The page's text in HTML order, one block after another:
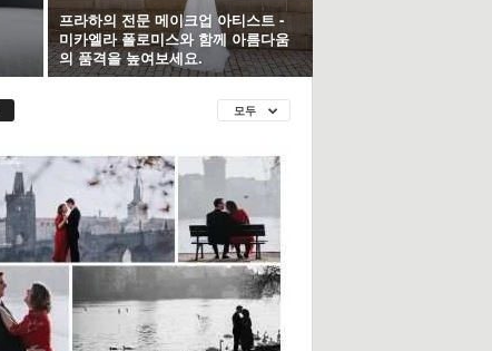
프라하의 전문 메이크업 아티스트 -
미카엘라 폴로미스와 함께 아름다움
의 품격을 높여보세요.
모두